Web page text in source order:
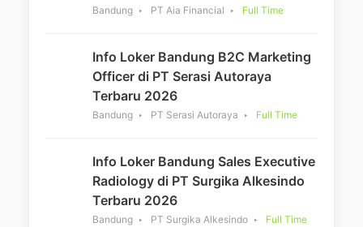
Bandung PT Aia Financial Full Time
Info Loker Bandung B2C Marketing
Officer di PT Serasi Autoraya
Terbaru 2026
Bandung PT Serasi Autoraya Full Time
Info Loker Bandung Sales Executive
Radiology di PT Surgika Alkesindo
Terbaru 2026
Bandung PT Surgika Alkesindo Full Time